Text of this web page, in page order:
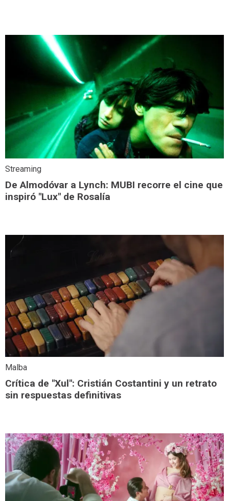
Streaming
De Almodóvar a Lynch: MUBI recorre el cine que
inspiró "Lux" de Rosalía
Malba
Crítica de "Xul": Cristián Costantini y un retrato
sin respuestas definitivas